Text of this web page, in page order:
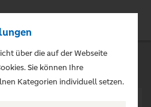
über die auf der Webseite
Sie können Ihre
Kategorien individuell setzen.